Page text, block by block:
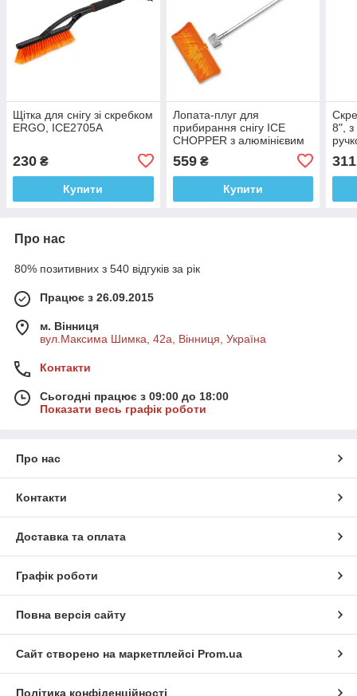
Щітка для снігу зі скребком
ERGO, ICE2705A
230 ₴
Купити
Лопата-плуг для
прибирання снігу ICE
CHOPPER з алюмінієвим
профілем, KT-CXG804-З
559₴
Купити
8", з
Про нас
80% позитивних з 540 відгуків за рік
Працює з 26.09.2015
м. Вінниця
вул.Максима Шимка, 42а, Вінниця, Україна
Контакти
Сьогодні працює з 09:00 до 18:00
Показати весь графік роботи
Про нас
Контакти
Доставка та оплата
Графік роботи
Повна версія сайту
Сайт створено на маркетплейсі Prom.ua
Політика конфіденційності